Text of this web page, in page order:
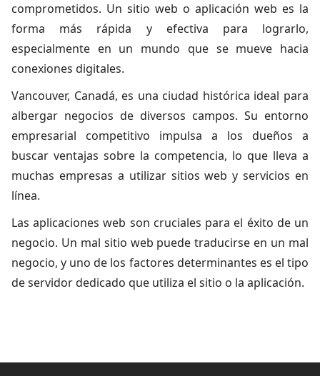
comprometidos. Un sitio web o aplicación web es la
forma más rápida y efectiva para lograrlo,
especialmente en un mundo que se mueve hacia
conexiones digitales.
Vancouver, Canadá, es una ciudad histórica ideal para
albergar negocios de diversos campos. Su entorno
empresarial competitivo impulsa a los dueños a
buscar ventajas sobre la competencia, lo que lleva a
muchas empresas a utilizar sitios web y servicios en
línea.
Las aplicaciones web son cruciales para el éxito de un
negocio. Un mal sitio web puede traducirse en un mal
negocio, y uno de los factores determinantes es el tipo
de servidor dedicado que utiliza el sitio o la aplicación.